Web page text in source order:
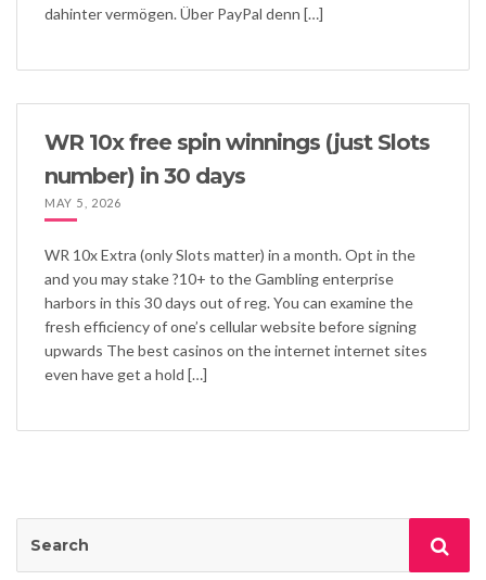
dahinter vermögen. Über PayPal denn […]
WR 10x free spin winnings (just Slots
number) in 30 days
MAY 5, 2026
WR 10x Extra (only Slots matter) in a month. Opt in the
and you may stake ?10+ to the Gambling enterprise
harbors in this 30 days out of reg. You can examine the
fresh efficiency of one’s cellular website before signing
upwards The best casinos on the internet internet sites
even have get a hold […]
for: